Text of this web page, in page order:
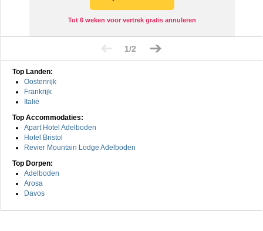
Tot 6 weken voor vertrek gratis annuleren
1/2
Top Landen:
Oostenrijk
Frankrijk
Italië
Top Accommodaties:
Apart Hotel Adelboden
Hotel Bristol
Revier Mountain Lodge Adelboden
Top Dorpen:
Adelboden
Arosa
Davos